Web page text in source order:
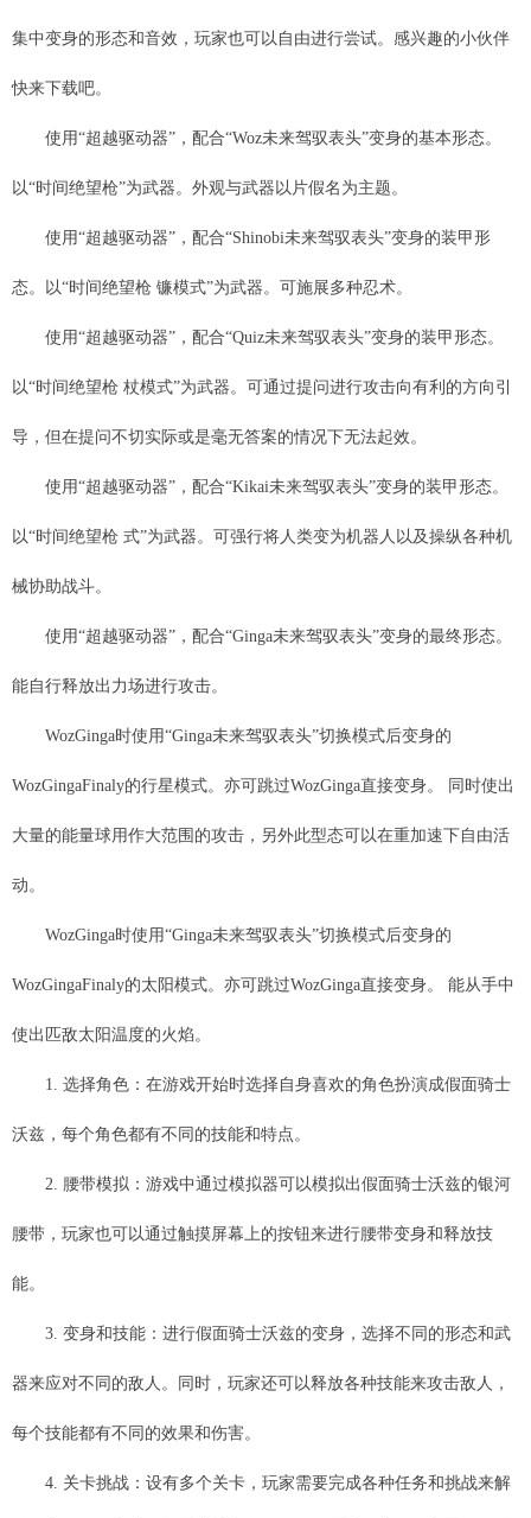
集中变身的形态和音效，玩家也可以自由进行尝试。感兴趣的小伙伴
快来下载吧。
使用“超越驱动器”，配合“Woz未来驾驭表头”变身的基本形态。
以“时间绝望枪”为武器。外观与武器以片假名为主题。
使用“超越驱动器”，配合“Shinobi未来驾驭表头”变身的装甲形
态。以“时间绝望枪 镰模式”为武器。可施展多种忍术。
使用“超越驱动器”，配合“Quiz未来驾驭表头”变身的装甲形态。
以“时间绝望枪 杖模式”为武器。可通过提问进行攻击向有利的方向引
导，但在提问不切实际或是毫无答案的情况下无法起效。
使用“超越驱动器”，配合“Kikai未来驾驭表头”变身的装甲形态。
以“时间绝望枪 式”为武器。可强行将人类变为机器人以及操纵各种机
械协助战斗。
使用“超越驱动器”，配合“Ginga未来驾驭表头”变身的最终形态。
能自行释放出力场进行攻击。
WozGinga时使用“Ginga未来驾驭表头”切换模式后变身的
WozGingaFinaly的行星模式。亦可跳过WozGinga直接变身。 同时使出
大量的能量球用作大范围的攻击，另外此型态可以在重加速下自由活
动。
WozGinga时使用“Ginga未来驾驭表头”切换模式后变身的
WozGingaFinaly的太阳模式。亦可跳过WozGinga直接变身。 能从手中
使出匹敌太阳温度的火焰。
1. 选择角色：在游戏开始时选择自身喜欢的角色扮演成假面骑士
沃兹，每个角色都有不同的技能和特点。
2. 腰带模拟：游戏中通过模拟器可以模拟出假面骑士沃兹的银河
腰带，玩家也可以通过触摸屏幕上的按钮来进行腰带变身和释放技
能。
3. 变身和技能：进行假面骑士沃兹的变身，选择不同的形态和武
器来应对不同的敌人。同时，玩家还可以释放各种技能来攻击敌人，
每个技能都有不同的效果和伤害。
4. 关卡挑战：设有多个关卡，玩家需要完成各种任务和挑战来解